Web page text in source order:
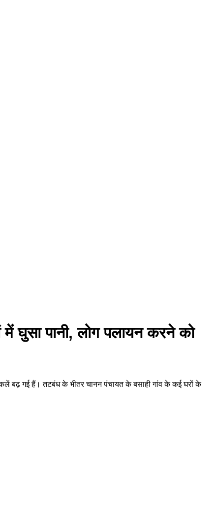
घुसा पानी, लोग पलायन करने को
बढ़ गई हैं। तटबंध के भीतर चानन पंचायत के बसाही गांव के कई घरों के